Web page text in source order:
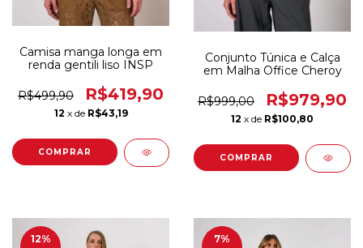
Camisa manga longa em
renda gentili liso INSP
R$499,90 R$419,90
12 x de R$43,19
COMPRAR
Conjunto Túnica e Calça
em Malha Office Cheroy
R$999,00 R$979,90
12 x de R$100,80
COMPRAR
12%
7%